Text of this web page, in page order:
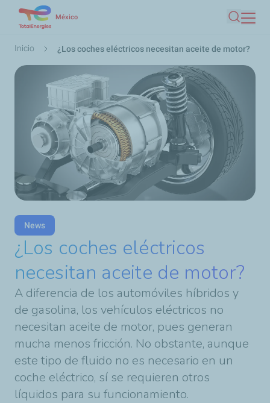
contenido
México
Buscar
Ruta
de
navegación
Inicio ¿Los coches eléctricos necesitan aceite de motor?
News
¿Los coches eléctricos
necesitan aceite de motor?
A diferencia de los automóviles híbridos y
de gasolina, los vehículos eléctricos no
necesitan aceite de motor, pues generan
mucha menos fricción. No obstante, aunque
este tipo de fluido no es necesario en un
coche eléctrico, sí se requieren otros
líquidos para su funcionamiento.